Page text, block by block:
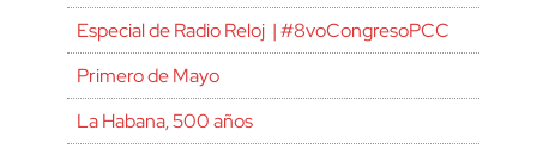
Especial de Radio Reloj | #8voCongresoPCC
Primero de Mayo
La Habana, 500 años